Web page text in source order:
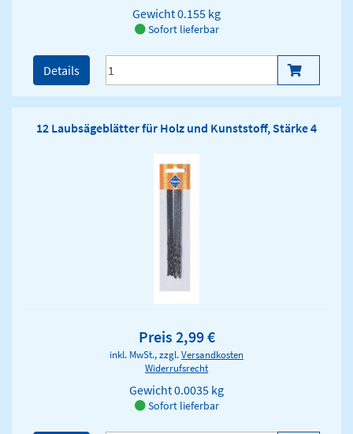
Gewicht0.155 kg
Sofort lieferbar
Details
12 Laubsägeblätter für Holz und Kunststoff, Stärke 4
Preis 2,99 €
inkl. MwSt., zzgl.Versandkosten
Widerrufsrecht
Gewicht0.0035 kg
Sofort lieferbar